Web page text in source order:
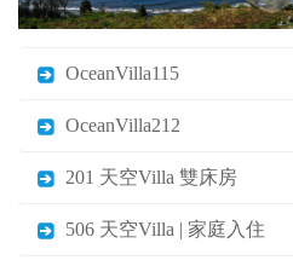
OceanVilla115
OceanVilla212
201 天空Villa 雙床房
506 天空Villa | 家庭入住